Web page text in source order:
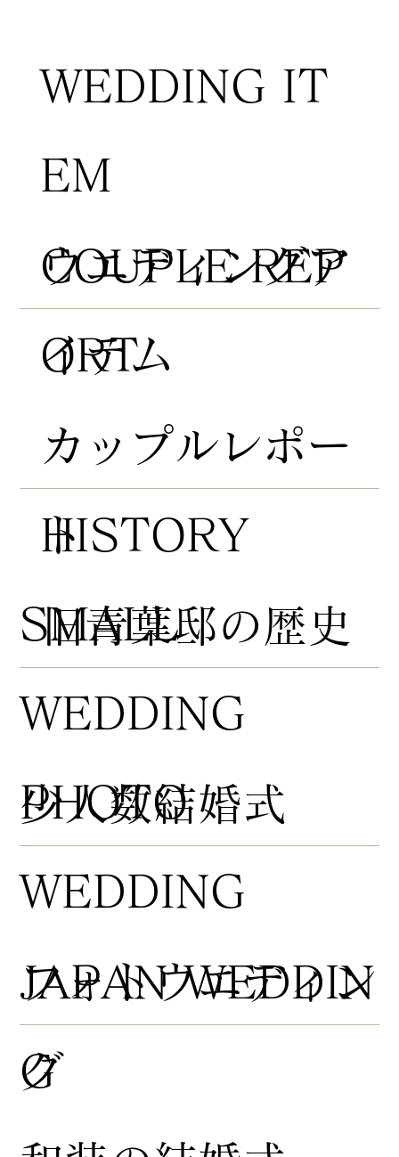
HISTORY
COUPLE REP
ORT
​旧青葉邸の歴史
​カップルレポー
ト
WEDDING IT
EM
​ウエディングア
イテム
​少人数結婚式
​SMALL
WEDDING
​フォトウエディン
グ
PHOTO
WEDDING
JAPAN WEDDIN
G